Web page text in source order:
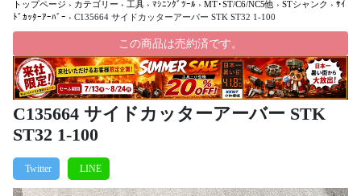
トップページ › カテゴリー › 工具 › ﾏｼﾆﾝｸﾞﾂｰﾙ › MT･ST/C6/NC5他 › STシャンク › ｻｲ
ﾄﾞｶｯﾀｰｱｰﾊﾞｰ › C135664 サイドカッターアーバー STK ST32 1-100
この商品は売約済です。
C135664 サイドカッターアーバー STK
ST32 1-100